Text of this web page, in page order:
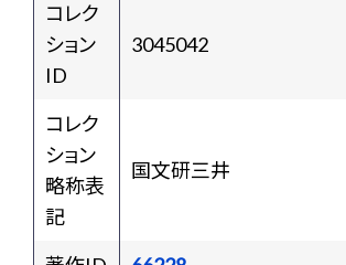
コレク
ション
ID
3045042
コレク
ション
略称表
記
国文研三井